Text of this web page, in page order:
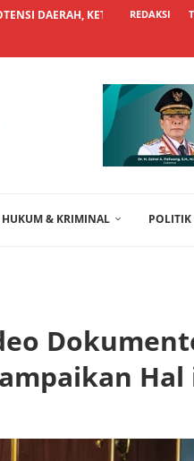
DAERAH, KETUA PURT DPD
REDAKSI
HUKUM & KRIMINAL POLITIK
Hal